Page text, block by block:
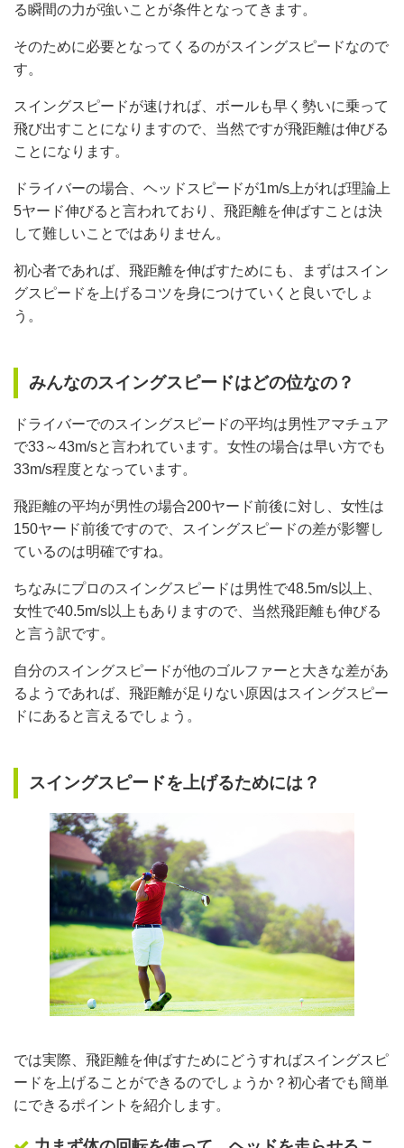
る瞬間の力が強いことが条件となってきます。
そのために必要となってくるのがスイングスピードなので
す。
スイングスピードが速ければ、ボールも早く勢いに乗って
飛び出すことになりますので、当然ですが飛距離は伸びる
ことになります。
ドライバーの場合、ヘッドスピードが1m/s上がれば理論上
5ヤード伸びると言われており、飛距離を伸ばすことは決
して難しいことではありません。
初心者であれば、飛距離を伸ばすためにも、まずはスイン
グスピードを上げるコツを身につけていくと良いでしょ
う。
みんなのスイングスピードはどの位なの？
ドライバーでのスイングスピードの平均は男性アマチュア
で33～43m/sと言われています。女性の場合は早い方でも
33m/s程度となっています。
飛距離の平均が男性の場合200ヤード前後に対し、女性は
150ヤード前後ですので、スイングスピードの差が影響し
ているのは明確ですね。
ちなみにプロのスイングスピードは男性で48.5m/s以上、
女性で40.5m/s以上もありますので、当然飛距離も伸びる
と言う訳です。
自分のスイングスピードが他のゴルファーと大きな差があ
るようであれば、飛距離が足りない原因はスイングスピー
ドにあると言えるでしょう。
スイングスピードを上げるためには？
では実際、飛距離を伸ばすためにどうすればスイングスピ
ードを上げることができるのでしょうか？初心者でも簡単
にできるポイントを紹介します。